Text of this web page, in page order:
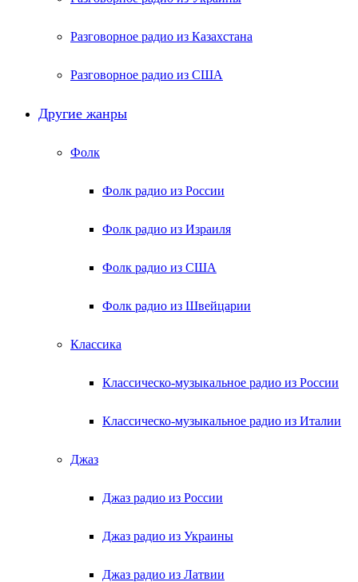
Разговорное радио из Казахстана
Разговорное радио из США
Другие жанры
Фолк
Фолк радио из России
Фолк радио из Израиля
Фолк радио из США
Фолк радио из Швейцарии
Классика
Классическо-музыкальное радио из России
Классическо-музыкальное радио из Италии
Джаз
Джаз радио из России
Джаз радио из Украины
Джаз радио из Латвии